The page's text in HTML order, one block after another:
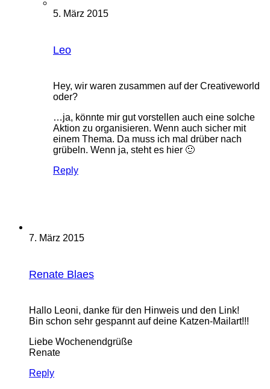
5. März 2015
Leo
Hey, wir waren zusammen auf der Creativeworld
oder?
…ja, könnte mir gut vorstellen auch eine solche
Aktion zu organisieren. Wenn auch sicher mit
einem Thema. Da muss ich mal drüber nach
grübeln. Wenn ja, steht es hier 🙂
Reply
7. März 2015
Renate Blaes
Hallo Leoni, danke für den Hinweis und den Link!
Bin schon sehr gespannt auf deine Katzen-Mailart!!!
Liebe Wochenendgrüße
Renate
Reply